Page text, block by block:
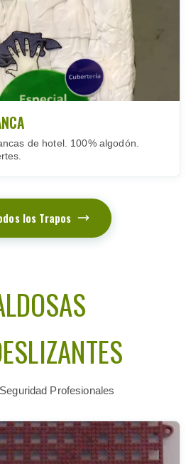
de hotel. 100% algodón.
los Trapos
Profesionales